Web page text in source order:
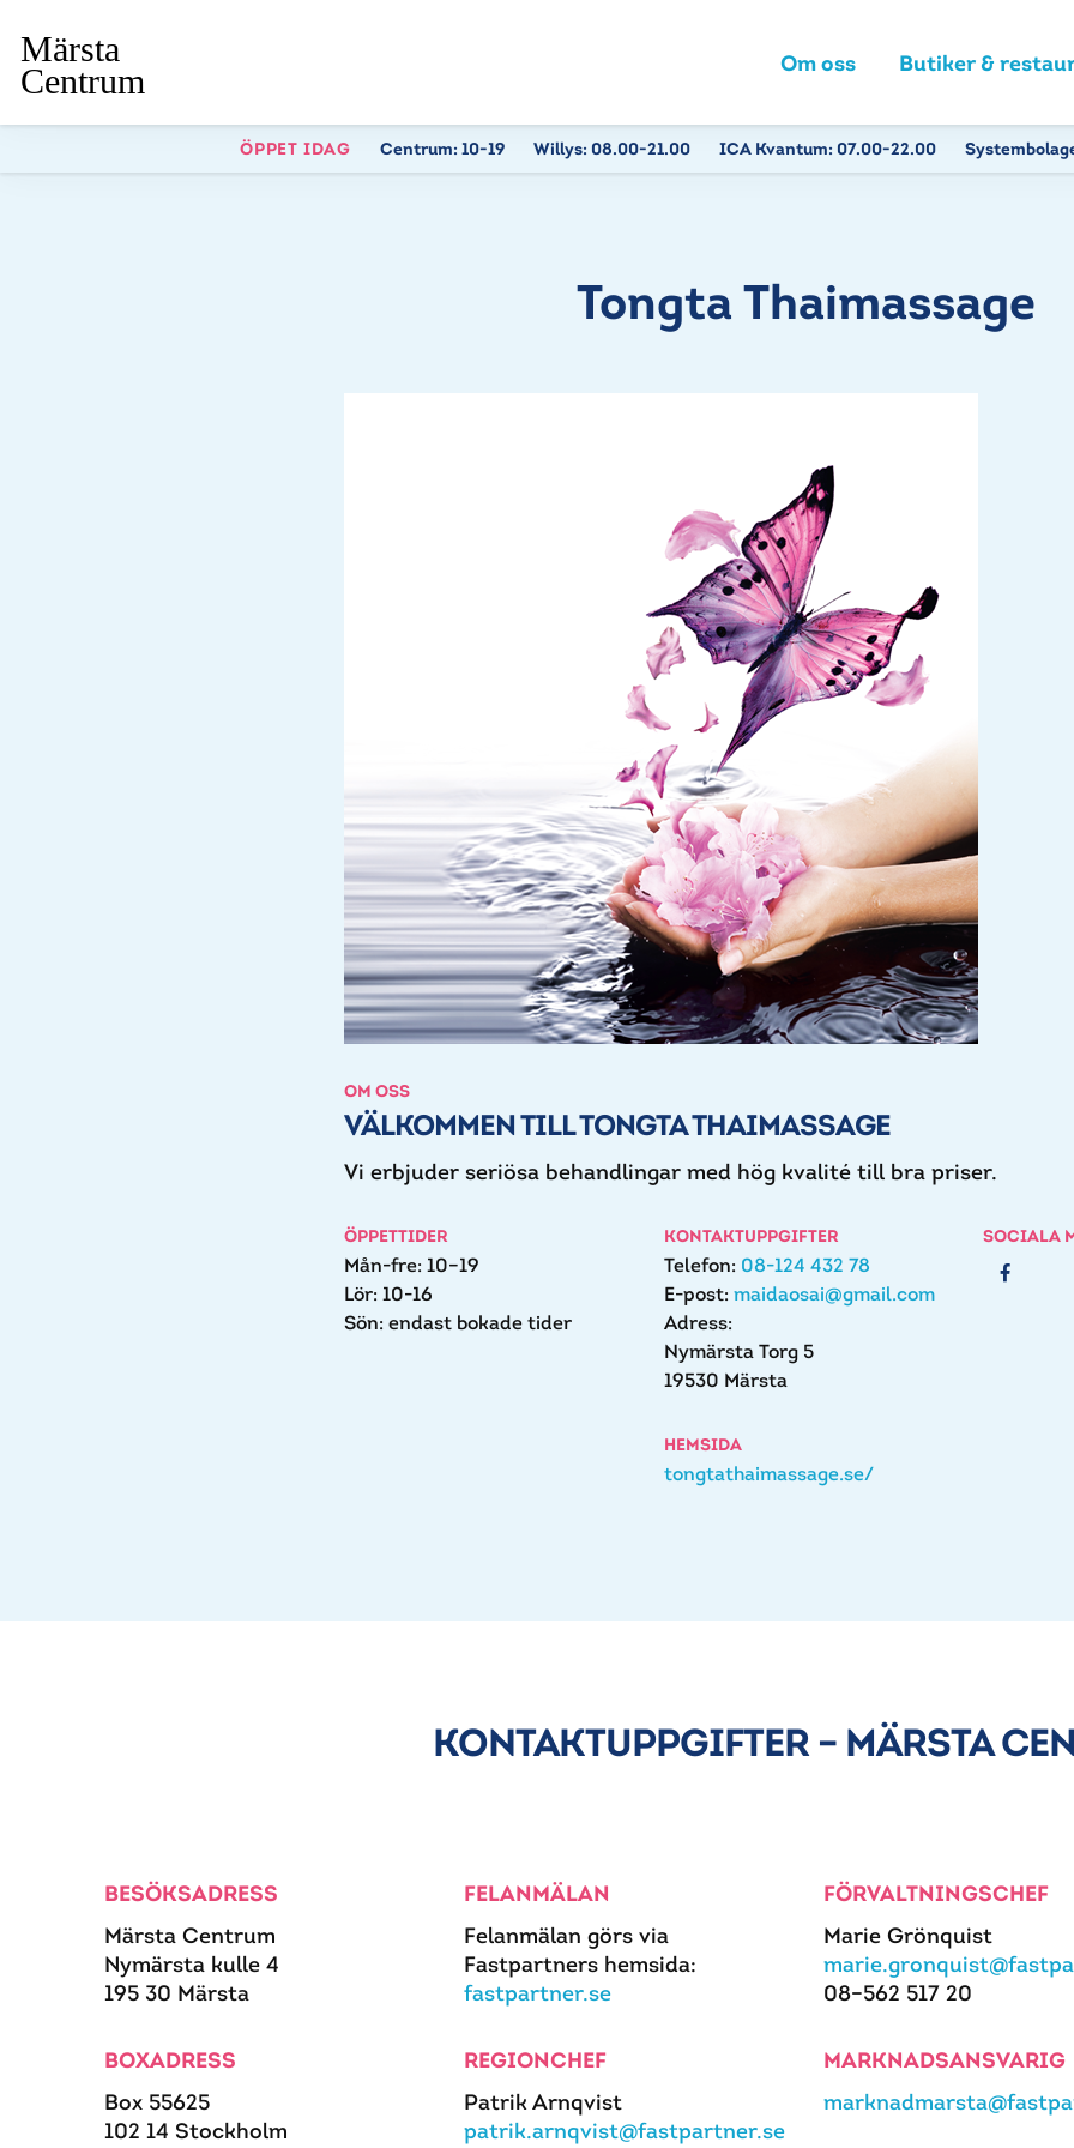
Om oss Butiker &
ÖPPET IDAG Centrum: 10-19 Willys: 08.00-21.00 ICA Kvantum: 07.00-22.00
Tongta Thaimassage
OM OSS
VÄLKOMMEN TILL TONGTA THAIMASSAGE
Vi erbjuder seriösa behandlingar med hög kvalité till bra priser.
ÖPPETTIDER
Mån-fre: 10–19
Lör: 10-16
Sön: endast bokade tider
KONTAKTUPPGIFTER
Telefon: 08-124 432 78
E-post: maidaosai@gmail.com
Adress:
Nymärsta Torg 5
19530 Märsta
HEMSIDA
tongtathaimassage.se/
SOCIALA
KONTAKTUPPGIFTER – MÄRSTA
BESÖKSADRESS
Märsta Centrum
Nymärsta kulle 4
195 30 Märsta
BOXADRESS
Box 55625
102 14 Stockholm
FELANMÄLAN
Felanmälan görs via
Fastpartners hemsida:
fastpartner.se
REGIONCHEF
Patrik Arnqvist
patrik.arnqvist@fastpartner.se
FÖRVALTNINGSCHEF
Marie Grönquist
08–562 517 20
MARKNADSANSVARIG